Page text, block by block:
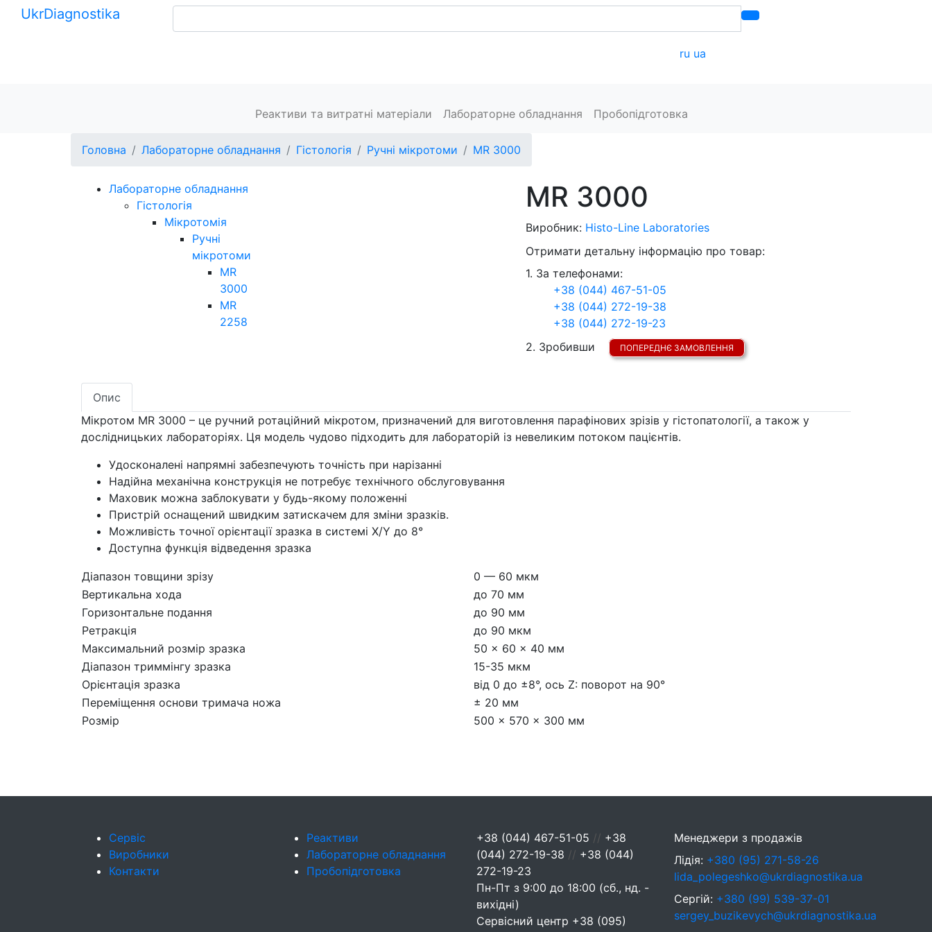
UkrDiagnostika
ru ua
Реактиви та витратні матеріали Лабораторне обладнання Пробопідготовка
Головна Лабораторне обладнання Гістологія Ручні мікротоми MR 3000
Лабораторне обладнання
Гістологія
Мікротомія
Ручні
мікротоми
MR
3000
MR
2258
MR 3000
Виробник: Histo-Line Laboratories
Отримати детальну інформацію про товар:
1. За телефонами:
+38 (044) 467-51-05
+38 (044) 272-19-38
+38 (044) 272-19-23
2. Зробивши
ПОПЕРЕДНЄ ЗАМОВЛЕННЯ
Опис
Мікротом MR 3000 – це ручний ротаційний мікротом, призначений для виготовлення парафінових зрізів у гістопатології, а також у
дослідницьких лабораторіях. Ця модель чудово підходить для лабораторій із невеликим потоком пацієнтів.
Удосконалені напрямні забезпечують точність при нарізанні
Надійна механічна конструкція не потребує технічного обслуговування
Маховик можна заблокувати у будь-якому положенні
Пристрій оснащений швидким затискачем для зміни зразків.
Можливість точної орієнтації зразка в системі X/Y до 8°
Доступна функція відведення зразка
Діапазон товщини зрізу
0 — 60 мкм
Вертикальна хода
до 70 мм
Горизонтальне подання
до 90 мм
Ретракція
до 90 мкм
Максимальний розмір зразка
50 x 60 x 40 мм
Діапазон триммінгу зразка
15-35 мкм
Орієнтація зразка
від 0 до ±8°, ось Z: поворот на 90°
Переміщення основи тримача ножа
± 20 мм
Розмір
500 × 570 × 300 мм
Сервіс
Виробники
Контакти
Реактиви
Лабораторне обладнання
Пробопідготовка
+38 (044) 467-51-05 // +38
(044) 272-19-38 // +38 (044)
272-19-23
Пн-Пт з 9:00 до 18:00 (сб., нд. -
вихідні)
Сервісний центр +38 (095)
Менеджери з продажів
Лідія: +380 (95) 271-58-26
lida_polegeshko@ukrdiagnostika.ua
Сергій: +380 (99) 539-37-01
sergey_buzikevych@ukrdiagnostika.ua